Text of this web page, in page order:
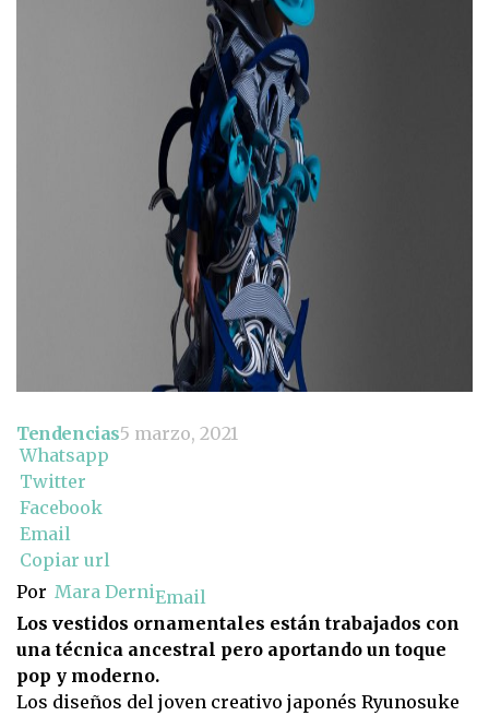
Tendencias5 marzo, 2021
Whatsapp
Twitter
Facebook
Email
Copiar url
Por Mara DerniEmail
Los vestidos ornamentales están trabajados con
una técnica ancestral pero aportando un toque
pop y moderno.
Los diseños del joven creativo japonés Ryunosuke